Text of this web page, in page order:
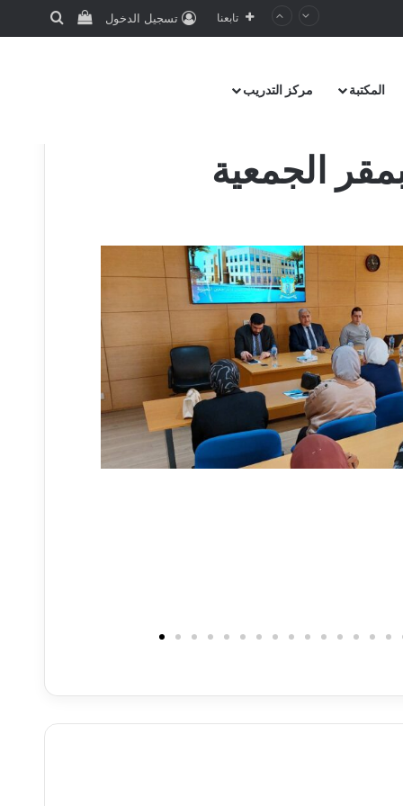
تابعنا تسجيل الدخول
المكتبة مركز التدريب
الجمعية